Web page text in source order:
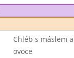
Chléb s máslem
ovoce